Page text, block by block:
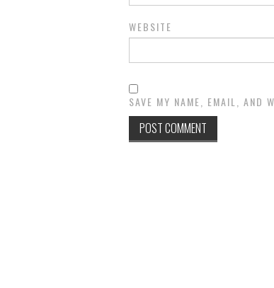
WEBSITE
SAVE MY NAME, EMAIL, AND